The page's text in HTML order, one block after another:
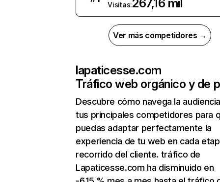
Visitas:267,16 mil
Ver más competidores →
lapaticesse.com
Tráfico web orgánico y de
Descubre cómo navega la
tus principales competidores para
puedas adaptar perfectamente la
experiencia de tu web en cada
recorrido del cliente. tráfico de
Lapaticesse.com ha disminuido en